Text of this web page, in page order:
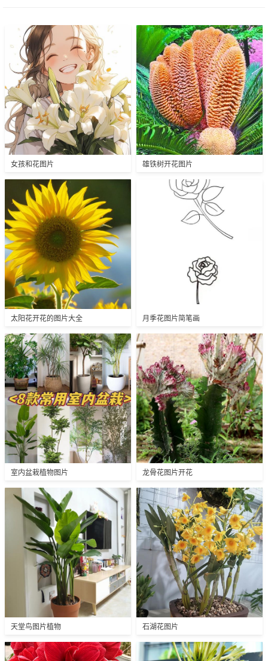
女孩和花图片 雄铁树开花图片
太阳花开花的图片大全 月季花图片简笔画
室内盆栽植物图片 龙骨花图片开花
天堂鸟图片植物 石湖花图片